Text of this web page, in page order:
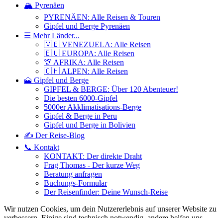
🏔️ Pyrenäen
PYRENÄEN: Alle Reisen & Touren
Gipfel und Berge Pyrenäen
☰ Mehr Länder...
🇻🇪 VENEZUELA: Alle Reisen
🇪🇺 EUROPA: Alle Reisen
🦒 AFRIKA: Alle Reisen
🇨🇭 ALPEN: Alle Reisen
🗻 Gipfel und Berge
GIPFEL & BERGE: Über 120 Abenteuer!
Die besten 6000-Gipfel
5000er Akklimatisations-Berge
Gipfel & Berge in Peru
Gipfel und Berge in Bolivien
✍️ Der Reise-Blog
📞 Kontakt
KONTAKT: Der direkte Draht
Frag Thomas - Der kurze Weg
Beratung anfragen
Buchungs-Formular
Der Reisenfinder: Deine Wunsch-Reise
Wir nutzen Cookies, um dein Nutzererlebnis auf unserer Website zu